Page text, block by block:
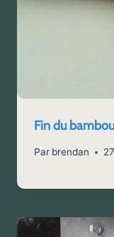
Fin du
Par brendan